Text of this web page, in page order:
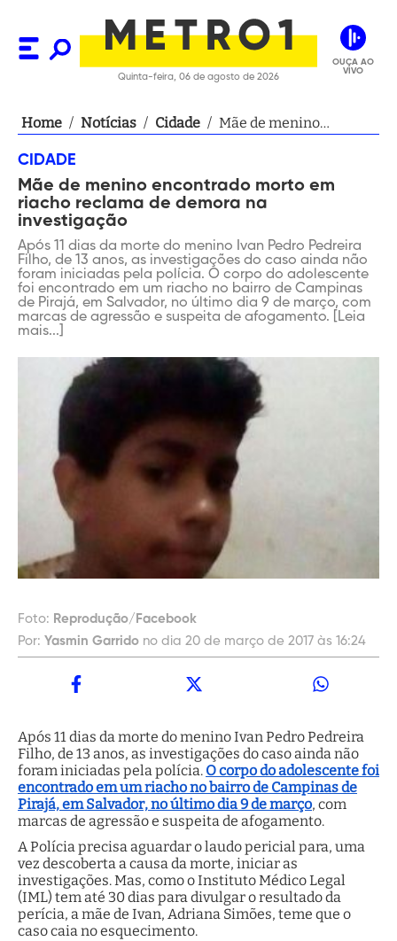
Quinta-feira, 06 de agosto de 2026
OUÇA AO
VIVO
Home / Notícias / Cidade / Mãe de menino
demora na investigação
CIDADE
Mãe de menino encontrado morto em
riacho reclama de demora na
investigação
Após 11 dias da morte do menino Ivan Pedro Pedreira
Filho, de 13 anos, as investigações do caso ainda não
foram iniciadas pela polícia. O corpo do adolescente
foi encontrado em um riacho no bairro de Campinas
de Pirajá, em Salvador, no último dia 9 de março, com
marcas de agressão e suspeita de afogamento. [Leia
mais...]
Foto: Reprodução/Facebook
Por: Yasmin Garrido no dia 20 de março de 2017 às 16:24
Após 11 dias da morte do menino Ivan Pedro Pedreira
Filho, de 13 anos, as investigações do caso ainda não
foram iniciadas pela polícia. O corpo do adolescente foi
encontrado em um riacho no bairro de Campinas de
Pirajá, em Salvador, no último dia 9 de março, com
marcas de agressão e suspeita de afogamento.
A Polícia precisa aguardar o laudo pericial para, uma
vez descoberta a causa da morte, iniciar as
investigações. Mas, como o Instituto Médico Legal
(IML) tem até 30 dias para divulgar o resultado da
perícia, a mãe de Ivan, Adriana Simões, teme que o
caso caia no esquecimento.